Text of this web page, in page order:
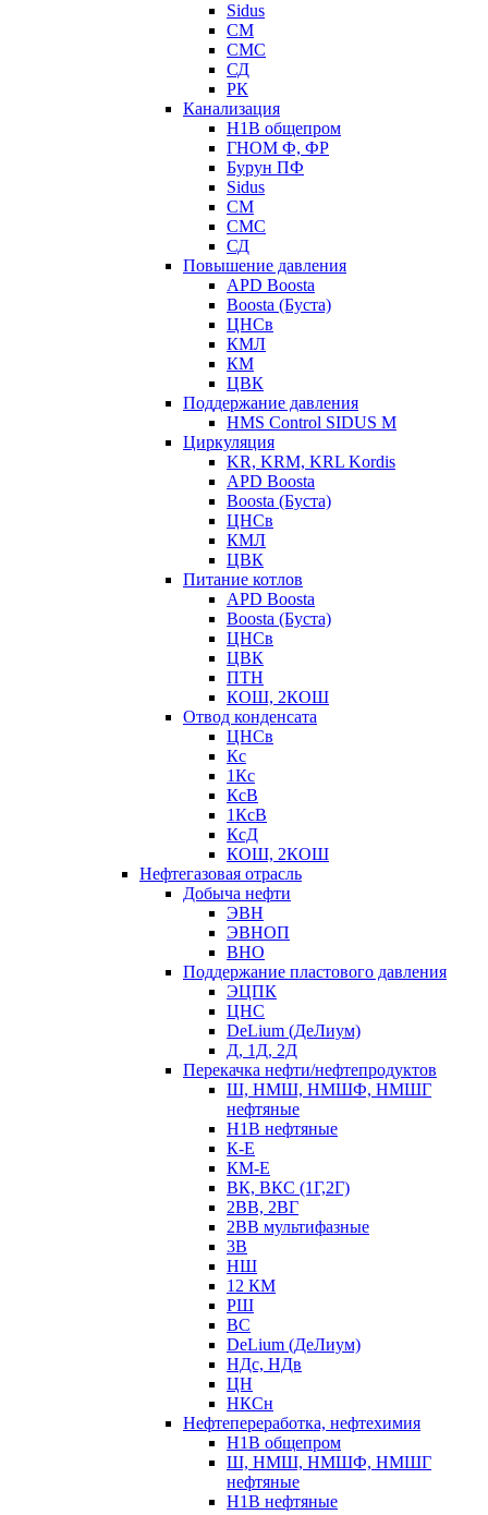
Sidus
СМ
СМС
СД
РК
Канализация
Н1В общепром
ГНОМ Ф, ФР
Бурун ПФ
Sidus
СМ
СМС
СД
Повышение давления
APD Boosta
Boosta (Буста)
ЦНСв
КМЛ
КМ
ЦВК
Поддержание давления
HMS Control SIDUS M
Циркуляция
KR, KRM, KRL Kordis
APD Boosta
Boosta (Буста)
ЦНСв
КМЛ
ЦВК
Питание котлов
APD Boosta
Boosta (Буста)
ЦНСв
ЦВК
ПТН
КОШ, 2КОШ
Отвод конденсата
ЦНСв
Кс
1Кс
КсВ
1КсВ
КсД
КОШ, 2КОШ
Нефтегазовая отрасль
Добыча нефти
ЭВН
ЭВНОП
ВНО
Поддержание пластового давления
ЭЦПК
ЦНС
DeLium (ДеЛиум)
Д, 1Д, 2Д
Перекачка нефти/нефтепродуктов
Ш, НМШ, НМШФ, НМШГ
нефтяные
Н1В нефтяные
К-Е
КМ-Е
ВК, ВКС (1Г,2Г)
2ВВ, 2ВГ
2ВВ мультифазные
3В
НШ
12 КМ
РШ
ВС
DeLium (ДеЛиум)
НДс, НДв
ЦН
НКСн
Нефтепереработка, нефтехимия
Н1В общепром
Ш, НМШ, НМШФ, НМШГ
нефтяные
Н1В нефтяные